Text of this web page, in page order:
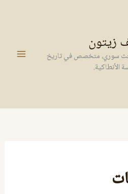
زيتون
سوري، متخصص في تاريخ
الأنطاكية.